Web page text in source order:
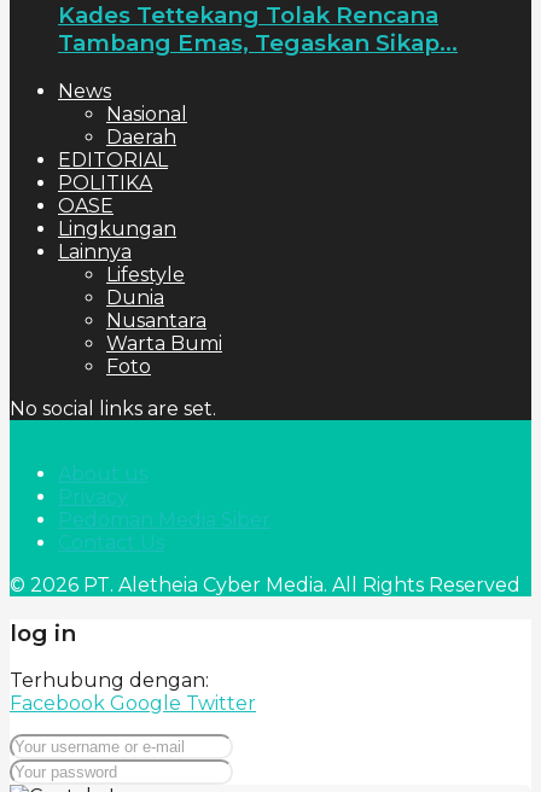
Kades Tettekang Tolak Rencana
Tambang Emas, Tegaskan Sikap...
News
Nasional
Daerah
EDITORIAL
POLITIKA
OASE
Lingkungan
Lainnya
Lifestyle
Dunia
Nusantara
Warta Bumi
Foto
No social links are set.
About us
Privacy
Pedoman Media Siber
Contact Us
© 2026 PT. Aletheia Cyber Media. All Rights Reserved
log in
Terhubung dengan:
Facebook Google Twitter